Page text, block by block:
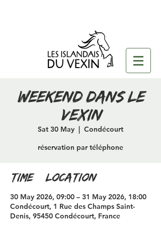
weekend dans le
vexin
Sat 30 May
  |
Condécourt
réservation par téléphone
Time & Location
30 May 2026, 09:00 – 31 May 2026, 18:00
Condécourt, 1 Rue des Champs Saint-
Denis, 95450 Condécourt, France